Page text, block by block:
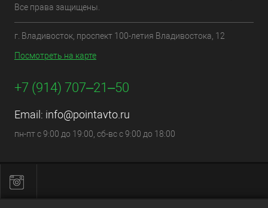
Все права защищены.
г. Владивосток, проспект 100-летия Владивостока, 12
Посмотреть на карте
+7 (914) 707‒21‒50
Email: info@pointavto.ru
пн-пт с 9:00 до 19:00, сб-вс с 9:00 до 18:00